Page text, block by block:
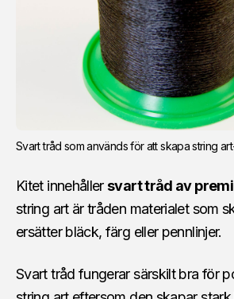
Svart tråd som används för att skapa string
Kitet innehållersvart tråd av
string art är tråden materialet som
ersätter bläck, färg eller pennlinjer.
Svart tråd fungerar särskilt bra för